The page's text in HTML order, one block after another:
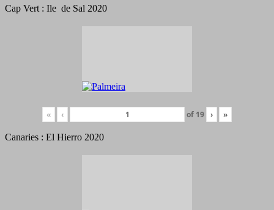
Cap Vert : Ile de Sal 2020
« ‹ of 19 › »
Canaries : El Hierro 2020